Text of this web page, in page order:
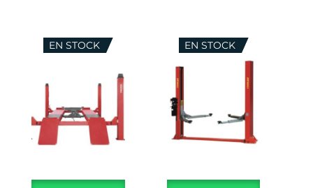
EN STOCK EN STOCK